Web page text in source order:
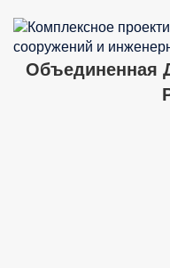
Объединенная